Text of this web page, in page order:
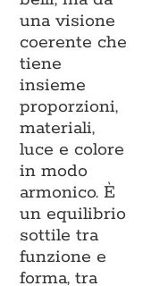
una visione
coerente che
tiene
insieme
proporzioni,
materiali,
luce e colore
in modo
armonico. È
un equilibrio
sottile tra
funzione e
forma, tra